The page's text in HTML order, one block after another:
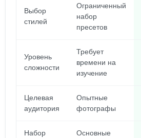
Выбор
стилей
Ограниченный
набор
пресетов
Уровень
сложности
Требует
времени на
изучение
Целевая
аудитория
Опытные
фотографы
Набор
Основные